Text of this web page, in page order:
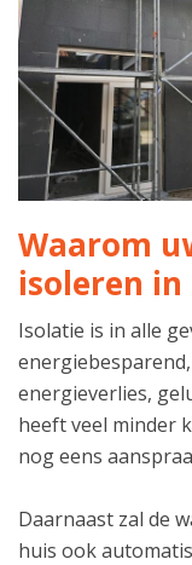
Waarom
isoleren in
Isolatie is in alle
energieverlies,
heeft veel minder
nog eens
Daarnaast zal de
huis ook